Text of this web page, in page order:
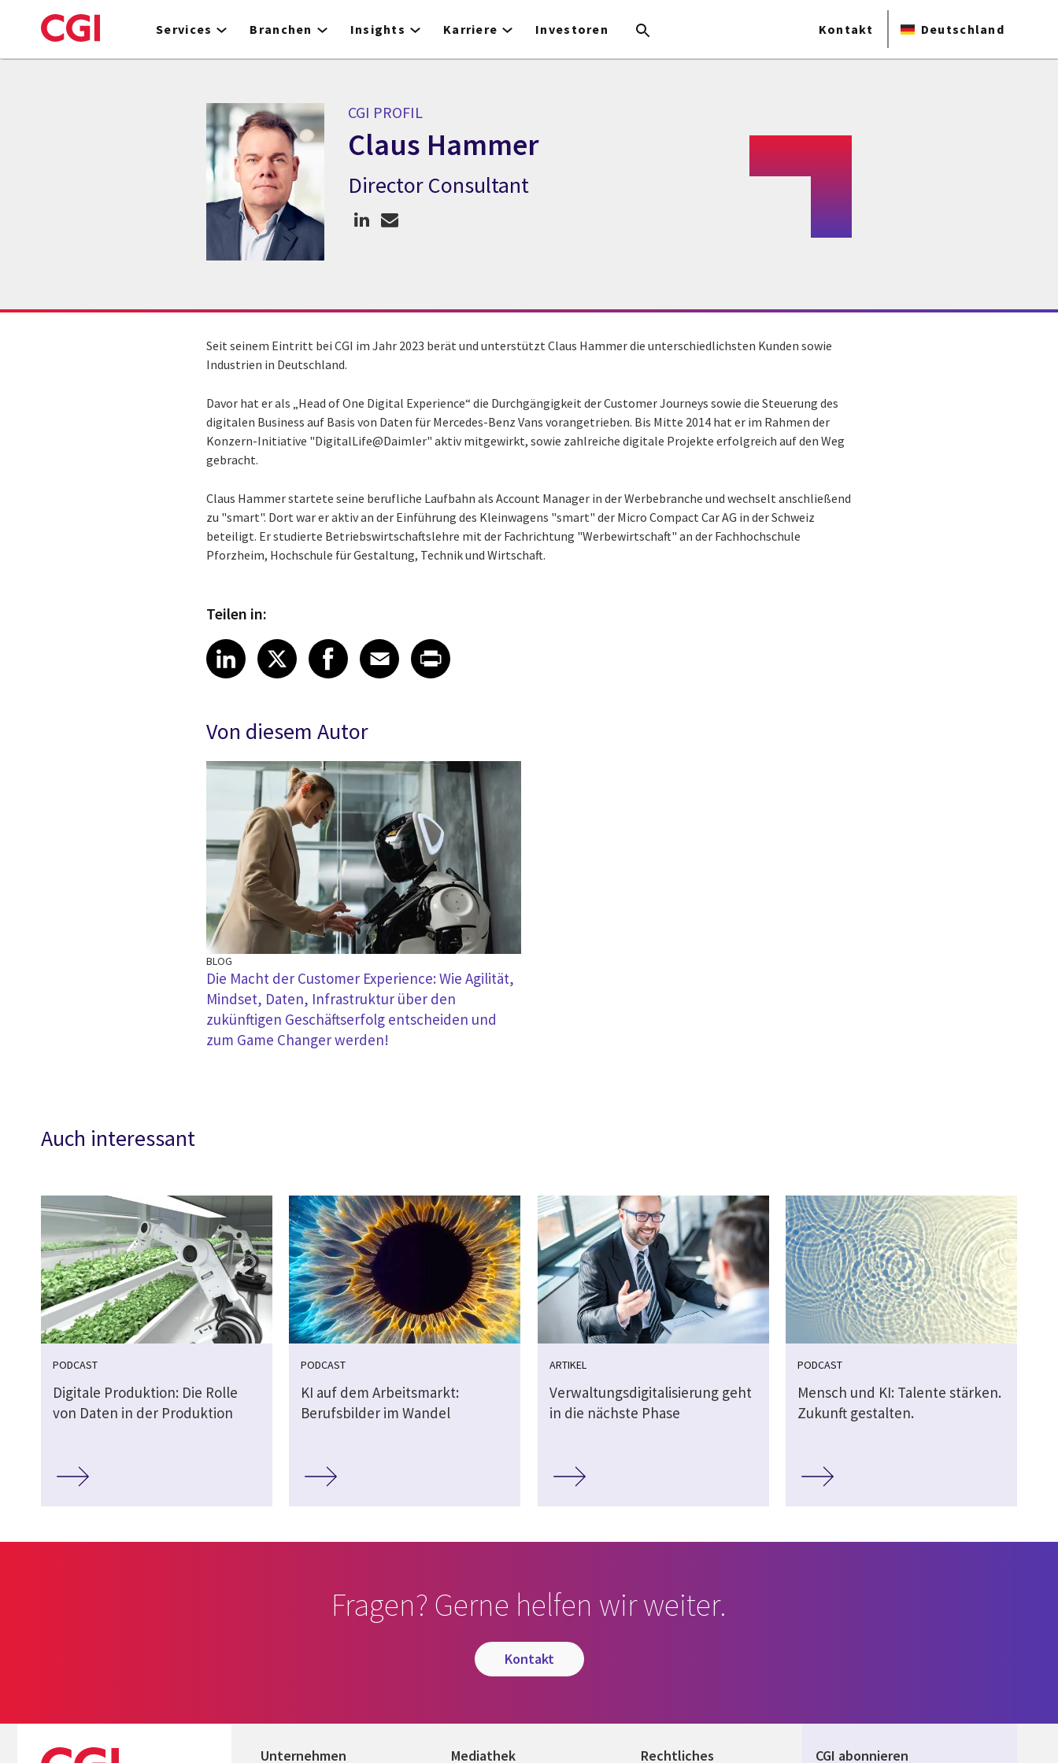
to
Services Branchen Insights Karriere Investoren Kontakt Deutschland
CGI PROFIL
Claus Hammer
CGI Profil Claus Hammer
Director Consultant
Seit seinem Eintritt bei CGI im Jahr 2023 berät und unterstützt Claus Hammer die unterschiedlichsten Kunden sowie
Industrien in Deutschland.
Davor hat er als „Head of One Digital Experience“ die Durchgängigkeit der Customer Journeys sowie die Steuerung des
digitalen Business auf Basis von Daten für Mercedes-Benz Vans vorangetrieben. Bis Mitte 2014 hat er im Rahmen der
Konzern-Initiative "DigitalLife@Daimler" aktiv mitgewirkt, sowie zahlreiche digitale Projekte erfolgreich auf den Weg
gebracht.
Claus Hammer startete seine berufliche Laufbahn als Account Manager in der Werbebranche und wechselt anschließend
zu "smart". Dort war er aktiv an der Einführung des Kleinwagens "smart" der Micro Compact Car AG in der Schweiz
beteiligt. Er studierte Betriebswirtschaftslehre mit der Fachrichtung "Werbewirtschaft" an der Fachhochschule
Pforzheim, Hochschule für Gestaltung, Technik und Wirtschaft.
Teilen in:
Share article on LinkedIn
LinkedIn
Share article on X
XShare article on Facebook
Facebook
Share article on Email
Email
Share article on Print
Von diesem Autor
BLOG
Die Macht der Customer Experience: Wie Agilität,
Mindset, Daten, Infrastruktur über den
zukünftigen Geschäftserfolg entscheiden und
zum Game Changer werden!
Auch interessant
PODCAST
Digitale Produktion: Die Rolle
von Daten in der Produktion
PODCAST
KI auf dem Arbeitsmarkt:
Berufsbilder im Wandel
ARTIKEL
Verwaltungsdigitalisierung geht
in die nächste Phase
PODCAST
Mensch und KI: Talente stärken.
Zukunft gestalten.
Fragen? Gerne helfen wir weiter.
kontakt
Unternehmen Mediathek Rechtliches CGI abonnieren